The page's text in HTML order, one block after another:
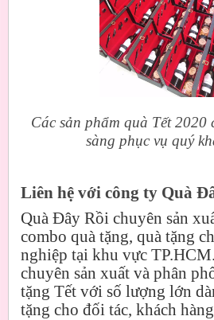
Các sản phẩm quà Tết
sàng phục vụ quý
Liên hệ với công ty Quà
Quà Đây Rồi chuyên sản
combo quà tặng, quà tặng
nghiệp tại khu vực
chuyên sản xuất và phân
tặng Tết với số lượng lớn
tặng cho đối tác, khách